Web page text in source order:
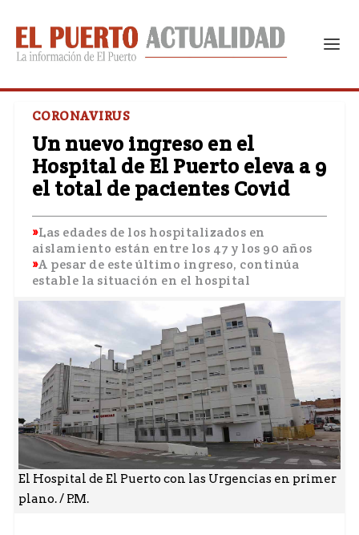
CORONAVIRUS
Un nuevo ingreso en el
Hospital de El Puerto eleva a 9
el total de pacientes Covid
Las edades de los hospitalizados en
aislamiento están entre los 47 y los 90 años
A pesar de este último ingreso, continúa
estable la situación en el hospital
El Hospital de El Puerto con las Urgencias en primer
plano. / P.M.